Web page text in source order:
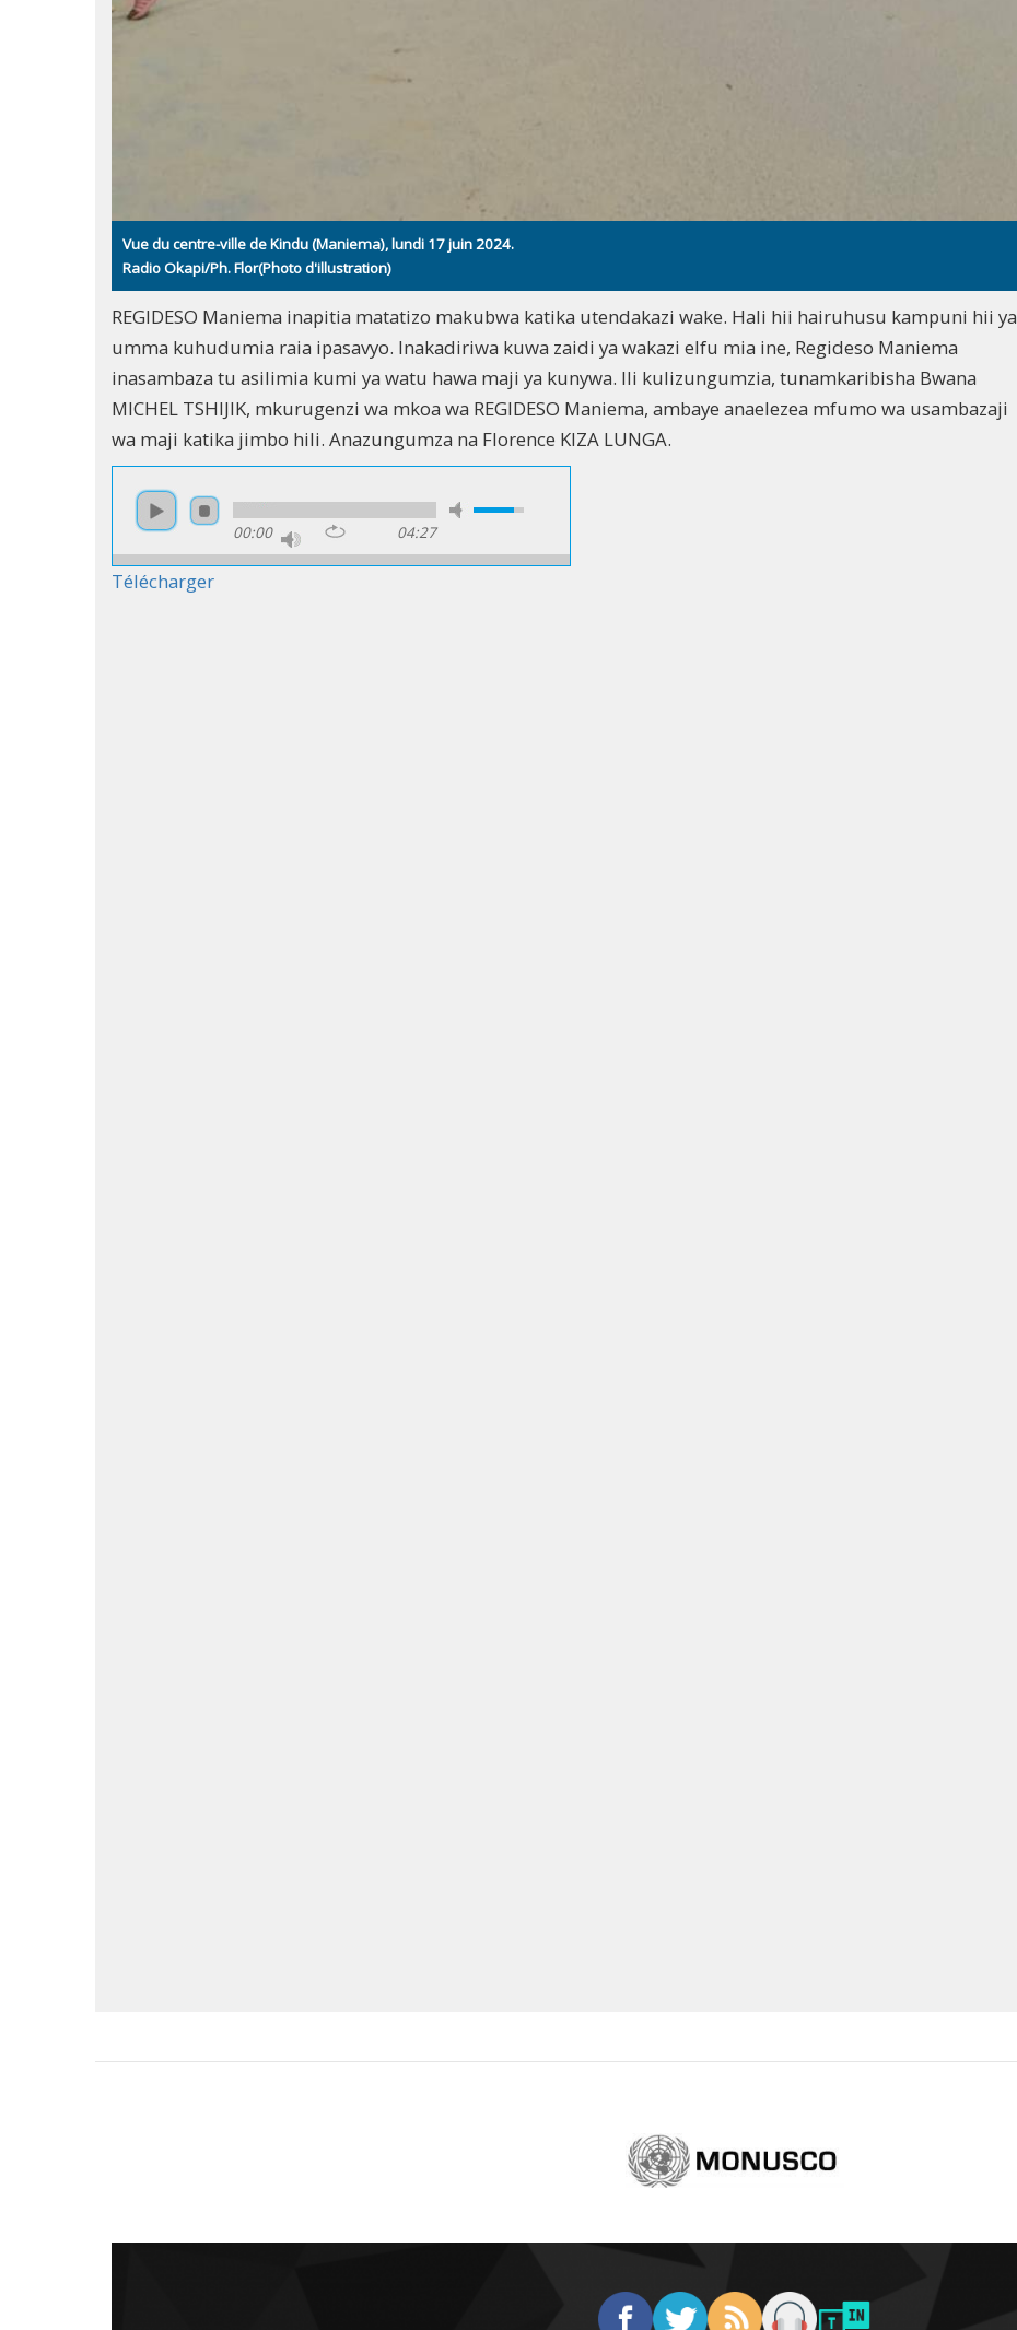
Vue du centre-ville de Kindu (Maniema), lundi 17 juin 2024.
Radio Okapi/Ph. Flor(Photo d'illustration)
REGIDESO Maniema inapitia matatizo makubwa katika utendakazi wake. Hali hii hairuhusu kampuni hii ya
umma kuhudumia raia ipasavyo. Inakadiriwa kuwa zaidi ya wakazi elfu mia ine, Regideso Maniema
inasambaza tu asilimia kumi ya watu hawa maji ya kunywa. Ili kulizungumzia, tunamkaribisha Bwana
MICHEL TSHIJIK, mkurugenzi wa mkoa wa REGIDESO Maniema, ambaye anaelezea mfumo wa usambazaji
wa maji katika jimbo hili. Anazungumza na Florence KIZA LUNGA.
00:00 04:27
Télécharger